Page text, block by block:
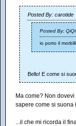
Posted By: carotide
Posted By:
io porto il
Bello! E come si
Ma come? Non
sapere come si suona
...il che mi ricorda il